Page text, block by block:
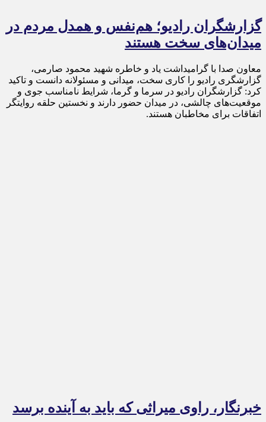
گزارشگران رادیو؛ هم‌نفس و همدل مردم در
میدان‌های سخت هستند
معاون صدا با گرامیداشت یاد و خاطره شهید محمود صارمی،
گزارشگری رادیو را کاری سخت، میدانی و مسئولانه دانست و تاکید
کرد: گزارشگران رادیو در سرما و گرما، شرایط نامناسب جوی و
موقعیت‌های چالشی، در میدان حضور دارند و نخستین حلقه روایتگر
اتفاقات برای مخاطبان هستند.
خبرنگار، راوی میراثی که باید به آینده برسد